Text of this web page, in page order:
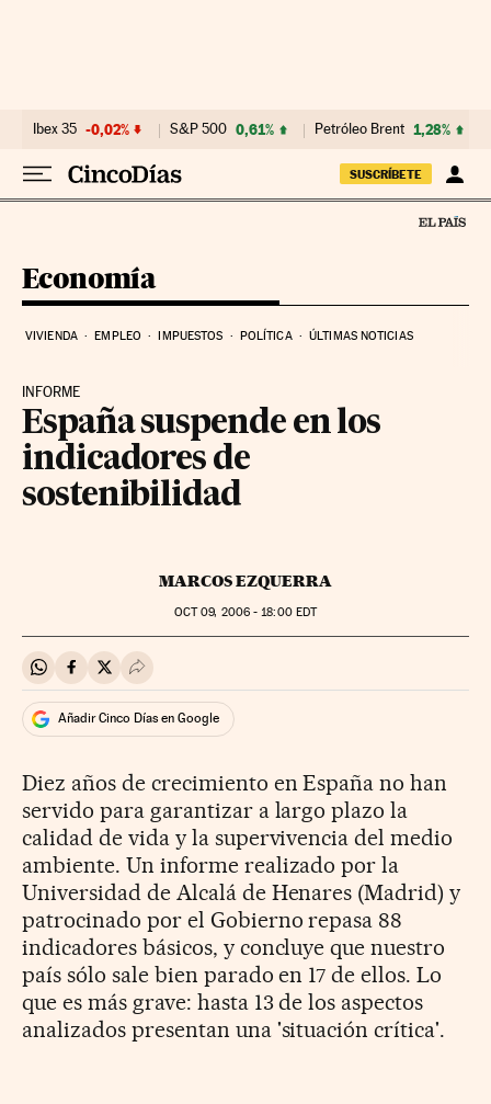
Ibex 35 -0,02% S&P 500 0,61% Petróleo Brent 1,28%
SUSCRÍBETE
Economía
VIVIENDA EMPLEO IMPUESTOS POLÍTICA ÚLTIMAS NOTICIAS
INFORME
España suspende en los
indicadores de
sostenibilidad
MARCOS EZQUERRA
OCT09, 2006 - 18:00EDT
Compartir en Whatsapp
Compartir en Facebook
Compartir en Twitter
Desplegar Redes Sociales
Añadir Cinco Días en Google
Diez años de crecimiento en España no han
servido para garantizar a largo plazo la
calidad de vida y la supervivencia del medio
ambiente. Un informe realizado por la
Universidad de Alcalá de Henares (Madrid) y
patrocinado por el Gobierno repasa 88
indicadores básicos, y concluye que nuestro
país sólo sale bien parado en 17 de ellos. Lo
que es más grave: hasta 13 de los aspectos
analizados presentan una 'situación crítica'.